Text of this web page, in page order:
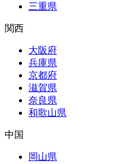
三重県
関西
大阪府
兵庫県
京都府
滋賀県
奈良県
和歌山県
中国
岡山県